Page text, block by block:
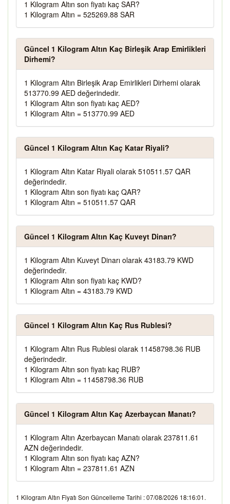
1 Kilogram Altın son fiyatı kaç SAR?
1 Kilogram Altın = 525269.88 SAR
Güncel 1 Kilogram Altın Kaç Birleşik Arap Emirlikleri
Dirhemi?
1 Kilogram Altın Birleşik Arap Emirlikleri Dirhemi olarak
513770.99 AED değerindedir.
1 Kilogram Altın son fiyatı kaç AED?
1 Kilogram Altın = 513770.99 AED
Güncel 1 Kilogram Altın Kaç Katar Riyali?
1 Kilogram Altın Katar Riyali olarak 510511.57 QAR
değerindedir.
1 Kilogram Altın son fiyatı kaç QAR?
1 Kilogram Altın = 510511.57 QAR
Güncel 1 Kilogram Altın Kaç Kuveyt Dinarı?
1 Kilogram Altın Kuveyt Dinarı olarak 43183.79 KWD
değerindedir.
1 Kilogram Altın son fiyatı kaç KWD?
1 Kilogram Altın = 43183.79 KWD
Güncel 1 Kilogram Altın Kaç Rus Rublesi?
1 Kilogram Altın Rus Rublesi olarak 11458798.36 RUB
değerindedir.
1 Kilogram Altın son fiyatı kaç RUB?
1 Kilogram Altın = 11458798.36 RUB
Güncel 1 Kilogram Altın Kaç Azerbaycan Manatı?
1 Kilogram Altın Azerbaycan Manatı olarak 237811.61
AZN değerindedir.
1 Kilogram Altın son fiyatı kaç AZN?
1 Kilogram Altın = 237811.61 AZN
1 Kilogram Altın Fiyatı Son Güncelleme Tarihi : 07/08/2026 18:16:01.